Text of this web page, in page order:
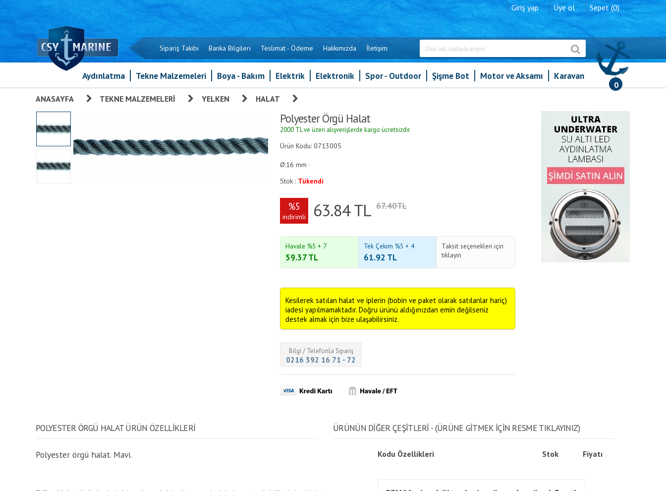
Giriş yap Üye ol Sepet (0)
Sipariş Takibi Banka Bilgileri Teslimat - Ödeme Hakkımızda İletişim
0
Aydınlatma Tekne Malzemeleri Boya - Bakım Elektrik Elektronik Spor - Outdoor Şişme Bot Motor ve Aksamı Karavan
ANASAYFA TEKNE MALZEMELERI YELKEN HALAT
Polyester Örgü Halat
2000 TL ve üzeri alışverişlerde kargo ücretsizdir.
Ürün Kodu: 0713005
Ø:16 mm ·
Stok : Tükendi
%5
indirimli 63.84TL 67.40TL
Havale %5 + 7
59.37TL
Tek Çekim %5 + 4
61.92 TL
Taksit seçenekleri için
tıklayın
Kesilerek satılan halat ve iplerin (bobin ve paket olarak satılanlar hariç)
iadesi yapılmamaktadır. Doğru ürünü aldığınızdan emin değilseniz
destek almak için bize ulaşabilirsiniz.
Bilgi / Telefonla Sipariş
0216 392 16 71 - 72
POLYESTER ÖRGÜ HALAT ÜRÜN ÖZELLİKLERİ
Polyester örgü halat. Mavi.
ÜRÜNÜN DİĞER ÇEŞİTLERİ - (ÜRÜNE GITMEK IÇIN RESME TIKLAYINIZ)
Kodu Özellikleri Stok Fiyatı